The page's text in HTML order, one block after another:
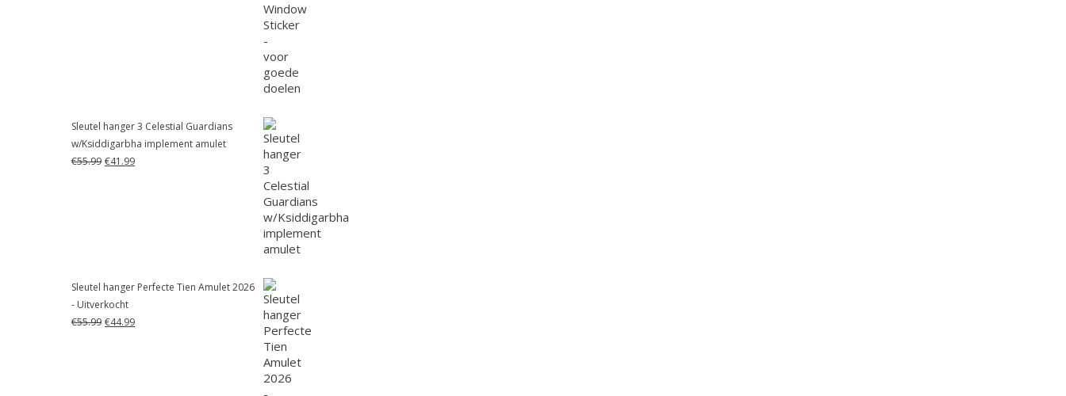
Sleutel hanger 3 Celestial Guardians
w/Ksiddigarbha implement amulet
€55.99 Oorspronkelijke
€41.99Huidige
Sleutel hanger Perfecte Tien Amulet 2026
- Uitverkocht
€55.99 Oorspronkelijke
€44.99Huidige